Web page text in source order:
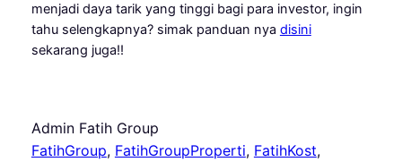
menjadi daya tarik yang tinggi bagi para investor, ingin
tahu selengkapnya? simak panduan nya disini
sekarang juga!!
Admin Fatih Group
FatihGroup, FatihGroupProperti, FatihKost ,